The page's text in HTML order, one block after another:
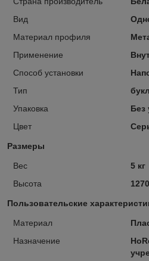
Вид
Материал профиля
Применение
Способ установки
Тип
Упаковка
Без
Цвет
Размеры
Вес
5 кг
Высота
Пользовательские
Материал
Назначение